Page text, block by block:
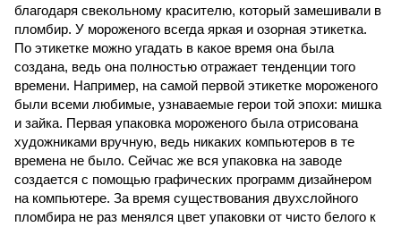
благодаря свекольному красителю, который замешивали в
пломбир. У мороженого всегда яркая и озорная этикетка.
По этикетке можно угадать в какое время она была
создана, ведь она полностью отражает тенденции того
времени. Например, на самой первой этикетке мороженого
были всеми любимые, узнаваемые герои той эпохи: мишка
и зайка. Первая упаковка мороженого была отрисована
художниками вручную, ведь никаких компьютеров в те
времена не было. Сейчас же вся упаковка на заводе
создается с помощью графических программ дизайнером
на компьютере. За время существования двухслойного
пломбира не раз менялся цвет упаковки от чисто белого к